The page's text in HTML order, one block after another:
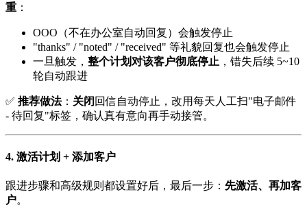
重 ：
OOO（不在办公室自动回复）会触发停止
"thanks" / "noted" / "received" 等礼貌回复也会触发停止
一旦触发， 整个计划对该客户彻底停止 ，错失后续 5~10
轮自动跟进
✅ 推荐做法： 关闭 回信自动停止，改用每天人工扫"电子邮件
- 待回复"标签，确认真有意向再手动接管。
4. 激活计划 + 添加客户
跟进步骤和高级规则都设置好后，最后一步： 先激活、再加客
户。